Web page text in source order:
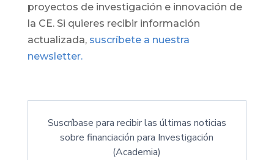
proyectos de investigación e innovación de
la CE. Si quieres recibir información
actualizada, suscríbete a nuestra
newsletter.
Suscríbase para recibir las últimas noticias
sobre financiación para Investigación
(Academia)